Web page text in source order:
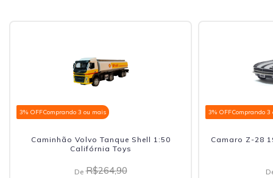
3% OFFComprando 3 ou mais
Camaro Z-28 1967 Kinsmart 1:37 Preto
De R$68,90
3% OFFComprando 3
Scania R730
De